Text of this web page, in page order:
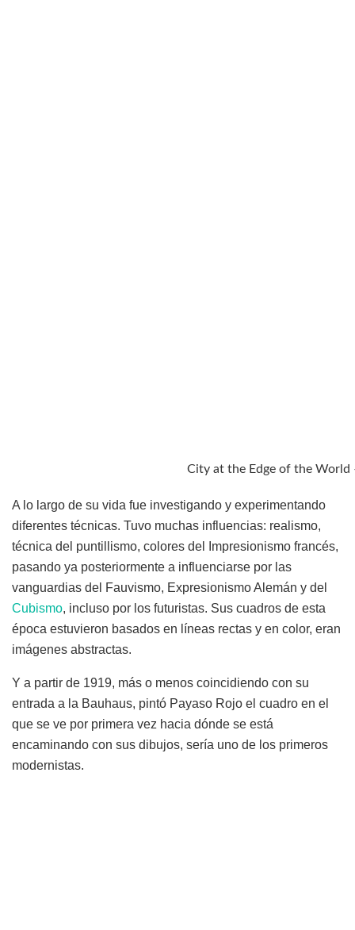
City at the Edge of the World
A lo largo de su vida fue investigando y experimentando
diferentes técnicas. Tuvo muchas influencias: realismo,
técnica del puntillismo, colores del Impresionismo francés,
pasando ya posteriormente a influenciarse por las
vanguardias del Fauvismo, Expresionismo Alemán y del
Cubismo, incluso por los futuristas. Sus cuadros de esta
época estuvieron basados en líneas rectas y en color, eran
imágenes abstractas.
Y a partir de 1919, más o menos coincidiendo con su
entrada a la Bauhaus, pintó Payaso Rojo el cuadro en el
que se ve por primera vez hacia dónde se está
encaminando con sus dibujos, sería uno de los primeros
modernistas.